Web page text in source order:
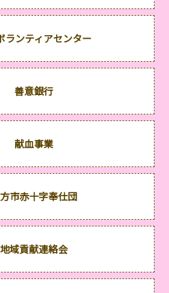
ランティアセンター
善意銀行
献血事業
市赤十字奉仕団
地域貢献連絡会